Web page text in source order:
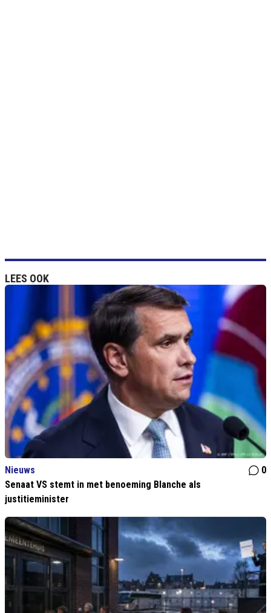
LEES OOK
Nieuws
0
Senaat VS stemt in met benoeming Blanche als
justitieminister